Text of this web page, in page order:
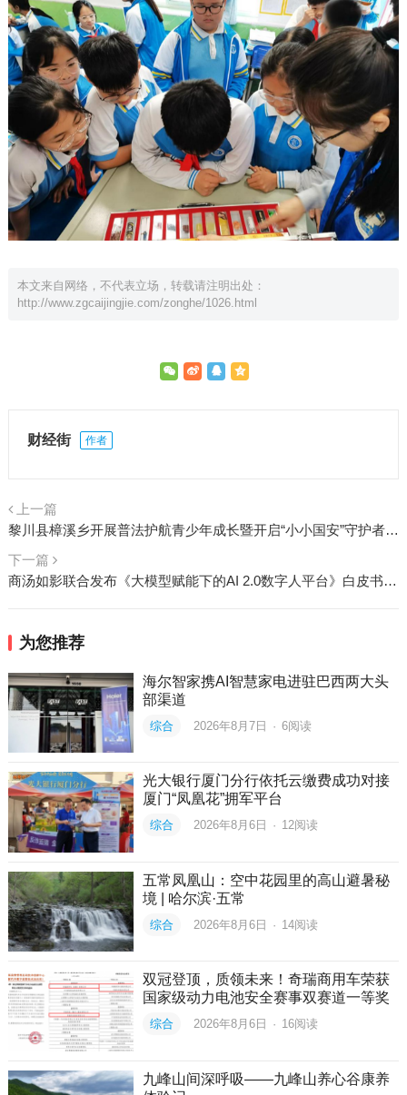
本文来自网络，不代表立场，转载请注明出处：
http://www.zgcaijingjie.com/zonghe/1026.html
财经街 作者
上一篇
黎川县樟溪乡开展普法护航青少年成长暨开启“小小国安”守护者一日体验活动
下一篇
商汤如影联合发布《大模型赋能下的AI 2.0数字人平台》白皮书，提出业界首个“AI 2.0数字人平台评估体系”
为您推荐
海尔智家携AI智慧家电进驻巴西两大头
部渠道
综合 2026年8月7日 · 6阅读
光大银行厦门分行依托云缴费成功对接
厦门“凤凰花”拥军平台
综合 2026年8月6日 · 12阅读
五常凤凰山：空中花园里的高山避暑秘
境 | 哈尔滨·五常
综合 2026年8月6日 · 14阅读
双冠登顶，质领未来！奇瑞商用车荣获
国家级动力电池安全赛事双赛道一等奖
综合 2026年8月6日 · 16阅读
九峰山间深呼吸——九峰山养心谷康养